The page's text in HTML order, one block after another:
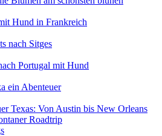
Hund in Frankreich
nach Sitges
Portugal mit Hund
ein Abenteuer
Texas: Von Austin bis New Orleans
Roadtrip